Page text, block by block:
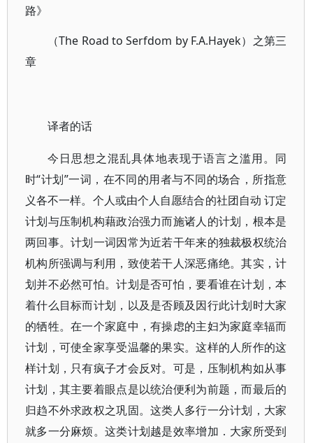
路》
（The Road to Serfdom by F.A.Hayek）之第三
章
译者的话
今日思想之混乱具体地表现于语言之滥用。同
时“计划”一词，在不同的用者与不同的场合，所指意
义各不一样。个人或由个人自愿结合的社团自动 订定
计划与压制机构藉政治强力而施诸人的计划，根本是
两回事。计划一词因常为近若干年来的独裁极权统治
机构所强调与利用，致使若干人深恶痛绝。其实，计
划并不必然可怕。计划是否可怕，要看谁在计划，本
着什么目标而计划，以及是否顾及因行此计划时大家
的牺牲。在一个家庭中，有操虑的主妇为家庭幸辐而
计划，可使全家享受温馨的果实。这样的人所作的这
样计划，只有疯子才会反对。可是，压制机构如从事
计划，其主要着眼点是以统治便利为前题，而最后的
归趋不外求政权之巩固。这类人多行一分计划，大家
就多一分麻烦。这类计划越是效率增加．大家所受到